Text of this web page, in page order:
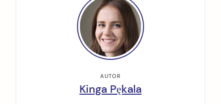
AUTOR
Kinga Pękala